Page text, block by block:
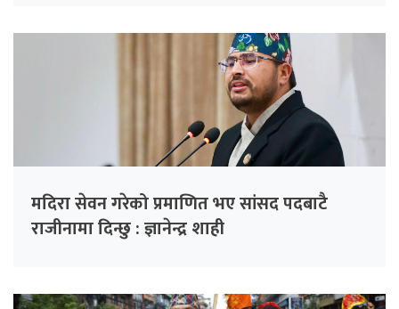
मदिरा सेवन गरेको प्रमाणित भए सांसद पदबाटै
राजीनामा दिन्छु : ज्ञानेन्द्र शाही